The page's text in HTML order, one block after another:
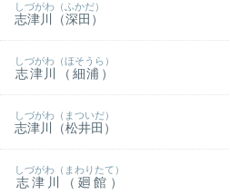
志津川（深田）
しづがわ（ふかだ）
志津川（細浦）
しづがわ（ほそうら）
志津川（松井田）
しづがわ（まついだ）
志津川（廻館）
しづがわ（まわりたて）